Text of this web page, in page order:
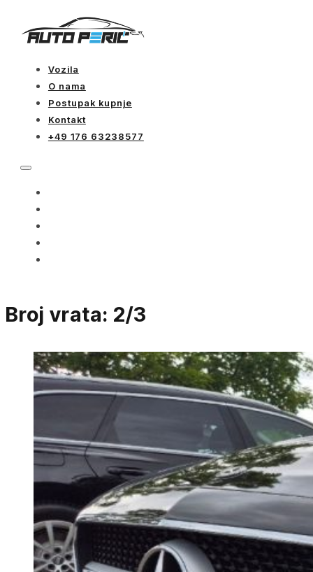
Vozila
O nama
Postupak kupnje
Kontakt
+49 176 63238577
Broj vrata: 2/3